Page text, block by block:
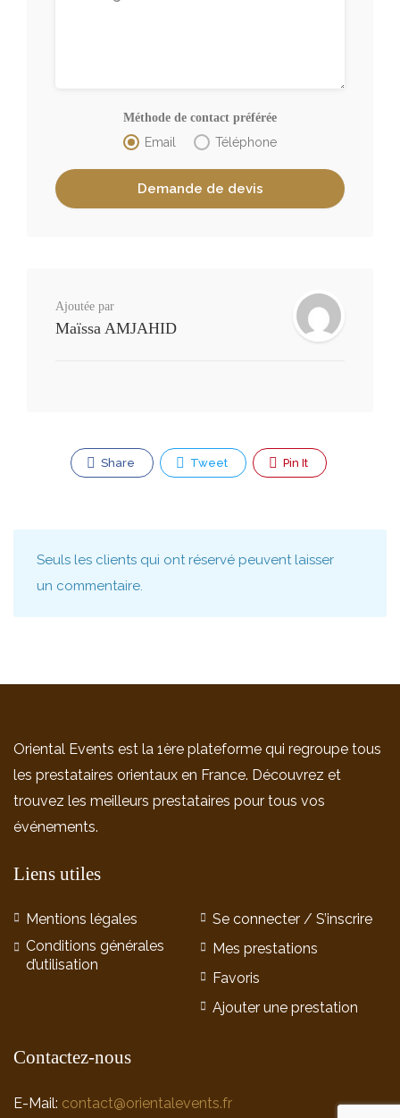
Méthode de contact préférée
Email Téléphone
Ajoutée par
Maïssa AMJAHID
Share Tweet Pin It
Seuls les clients qui ont réservé peuvent laisser
un commentaire.
Oriental Events est la 1ère plateforme qui regroupe tous
les prestataires orientaux en France. Découvrez et
trouvez les meilleurs prestataires pour tous vos
événements.
Liens utiles
Mentions légales
Conditions générales
d’utilisation
Se connecter / S’inscrire
Mes prestations
Favoris
Ajouter une prestation
Contactez-nous
E-Mail: contact@orientalevents.fr